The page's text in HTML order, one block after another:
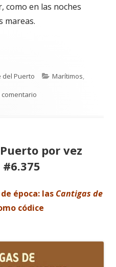
como en las noches
mareas.
Rosa y María. Tres mareas
del Puerto Categorías
Marítimos,
por vez
época: las Cantigas de
códice